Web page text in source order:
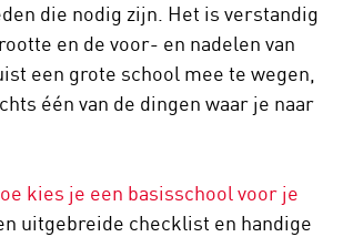
die nodig zijn. Het is verstandig
en de voor- en nadelen van
een grote school mee te wegen,
één van de dingen waar je naar
kies je een basisschool voor je
uitgebreide checklist en handige